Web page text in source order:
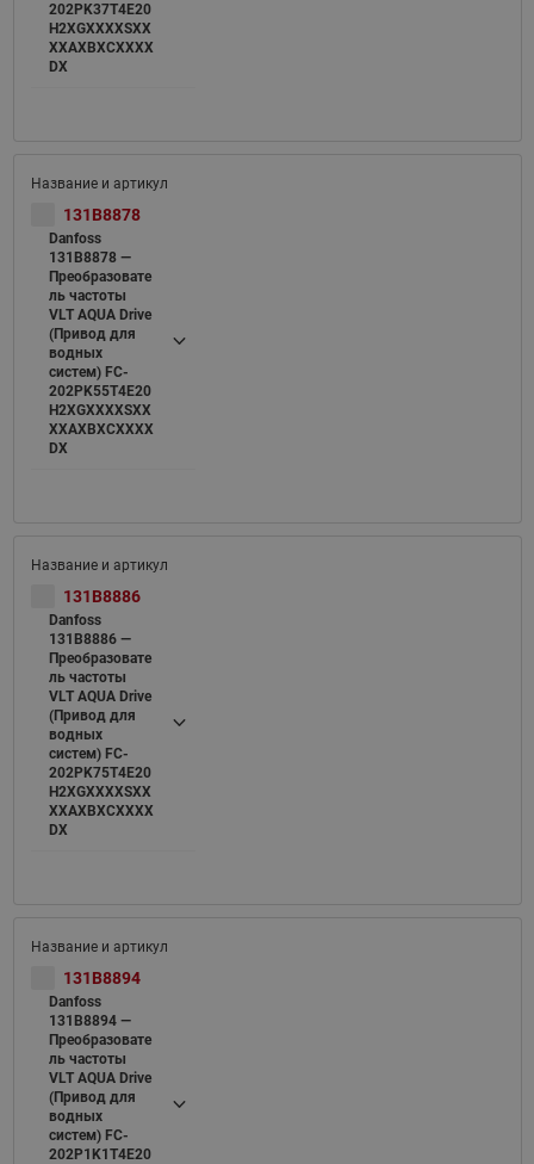
202PK37T4E20
H2XGXXXXSXX
XXAXBXCXXXX
DX
131B8878
Danfoss
131B8878 —
Преобразовате
ль частоты
VLT AQUA Drive
(Привод для
водных
систем) FC-
202PK55T4E20
H2XGXXXXSXX
XXAXBXCXXXX
DX
131B8886
Danfoss
131B8886 —
Преобразовате
ль частоты
VLT AQUA Drive
(Привод для
водных
систем) FC-
202PK75T4E20
H2XGXXXXSXX
XXAXBXCXXXX
DX
131B8894
Danfoss
131B8894 —
Преобразовате
ль частоты
VLT AQUA Drive
(Привод для
водных
систем) FC-
202P1K1T4E20